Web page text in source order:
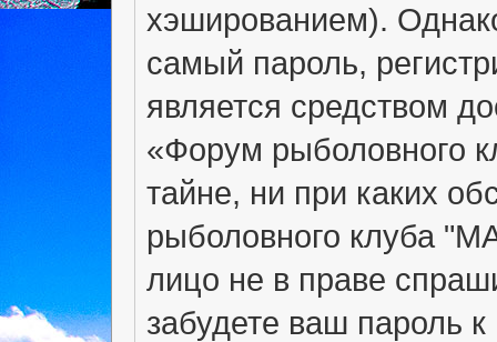
хэшированием).
самый пароль,
является средством
«Форум рыболовного
тайне, ни при каких
рыболовного клуба
лицо не в праве
забудете ваш пароль